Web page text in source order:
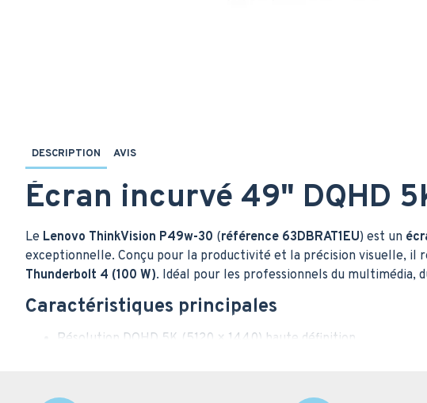
DESCRIPTION AVIS
Écran incurvé 49" DQHD
Le Lenovo ThinkVision P49w-30 (référence 63DBRAT1EU) est un
exceptionnelle. Conçu pour la productivité et la précision visuelle, il
Thunderbolt 4 (100 W). Idéal pour les professionnels du multimédia,
Caractéristiques principales
Résolution DQHD 5K (5120 × 1440) haute définition
Technologie HDR10 et couverture 99 % sRGB